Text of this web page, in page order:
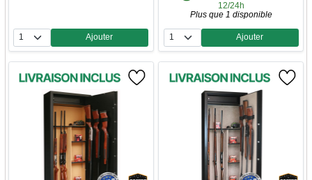
Quantité
Ajouter
12/24h
Plus que 1 disponible
Quantité
Ajouter